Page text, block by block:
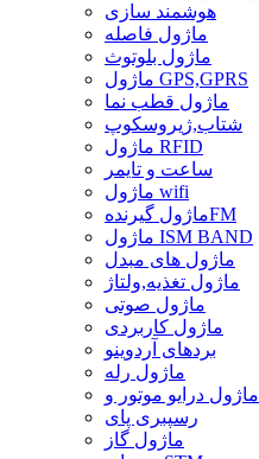
هوشمند سازی
ماژول فاصله
ماژول بلوتوث
ماژول GPS,GPRS
ماژول قطب نما
شتاب,ژیروسکوپ
ماژول RFID
ساعت و تایمر
ماژول wifi
ماژول گیرندهFM
ماژول ISM BAND
ماژول های مبدل
ماژول تغذیه,ولتاژ
ماژول صوتی
ماژول کاربردی
بردهای آردوینو
ماژول رله
رسپبری پای
ماژول گاز